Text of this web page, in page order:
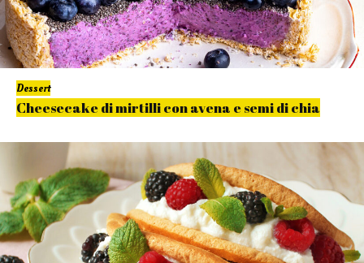
Dessert
Cheesecake di mirtilli con avena e semi di chia